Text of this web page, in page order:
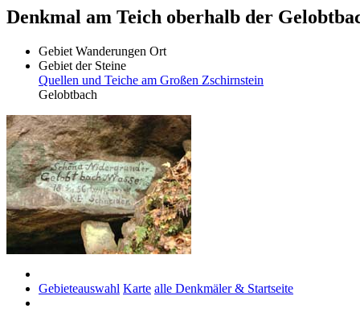
Denkmal am Teich oberhalb der
Gebiet Wanderungen Ort
Gebiet der Steine
Quellen und Teiche am Großen Zschirnstein
Gelobtbach
Gebieteauswahl Karte alle Denkmäler & Startseite